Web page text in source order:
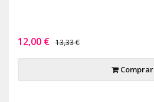
12,00 € 13,33 €
Comprar